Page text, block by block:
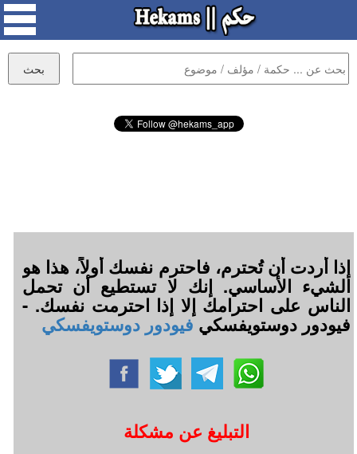
إذا أردت أن تُحترم، فاحترم نفسك أولاً، هذا هو
الشيء الأساسي. إنك لا تستطيع أن تحمل
الناس على احترامك إلا إذا احترمت نفسك. -
فيودور دوستويفسكيفيودور دوستويفسكي
التبليغ عن مشكلة